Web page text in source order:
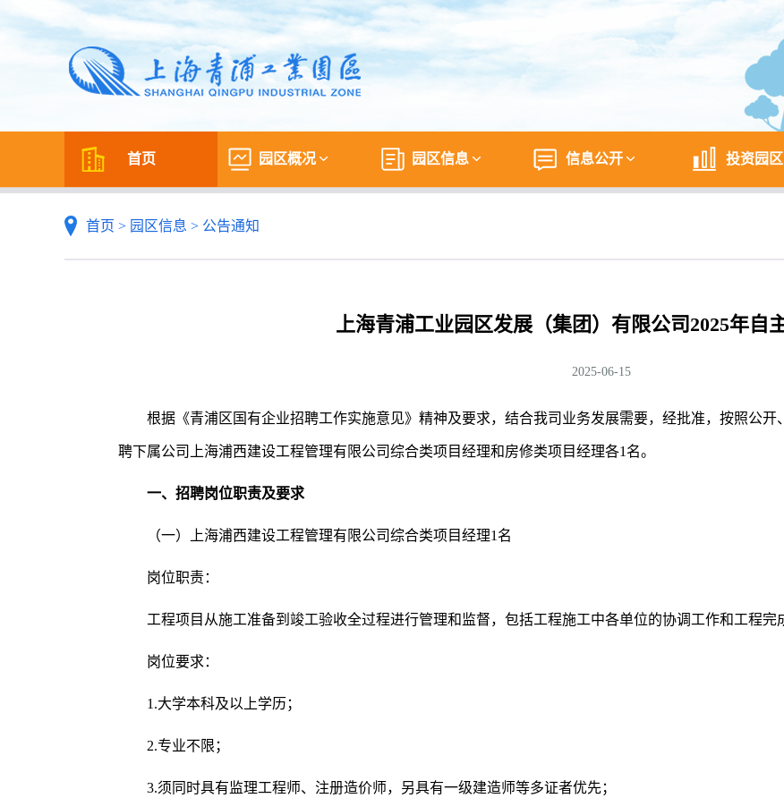
首页 园区概况 园区信息 信息公开 投资园区
首页 > 园区信息 > 公告通知
上海青浦工业园区发展（集团）有限公司2025年自
2025-06-15
根据《青浦区国有企业招聘工作实施意见》精神及要求，结合我司业务发展需要，经批准，按照公
聘下属公司上海浦西建设工程管理有限公司综合类项目经理和房修类项目经理各1名。
一、招聘岗位职责及要求
（一）上海浦西建设工程管理有限公司综合类项目经理1名
岗位职责：
工程项目从施工准备到竣工验收全过程进行管理和监督，包括工程施工中各单位的协调工作和工程完
岗位要求：
1.大学本科及以上学历；
2.专业不限；
3.须同时具有监理工程师、注册造价师，另具有一级建造师等多证者优先；